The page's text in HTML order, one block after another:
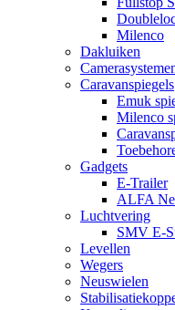
Milenco
Dakluiken
Caravanspiegels
Emuk
Milenco
Gadgets
E-Trailer
ALFA
Luchtvering
SMV E-
Levellen
Wegers
Neuswielen